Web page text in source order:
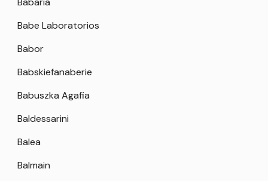
Babe Laboratorios
Babor
Babskiefanaberie
Babuszka Agafia
Baldessarini
Balea
Balmain